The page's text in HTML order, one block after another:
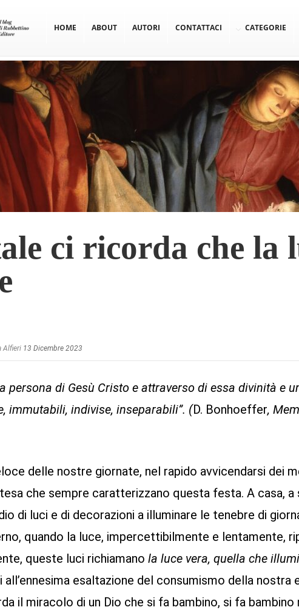
HOME ABOUT AUTORI CONTATTACI CATEGORIE
ci ricorda che la
Alfieri 13 Dicembre 2023
persona di Gesù Cristo e attraverso di essa divinità e
immutabili, indivise, inseparabili”. (D. Bonhoeffer,
delle nostre giornate, nel rapido avvicendarsi dei
che sempre caratterizzano questa festa. A casa, a
di luci e di decorazioni a illuminare le tenebre di
quando la luce, impercettibilmente e lentamente,
queste luci richiamano la luce vera, quella che
all’ennesima esaltazione del consumismo della
il miracolo di un Dio che si fa bambino, si fa bambino